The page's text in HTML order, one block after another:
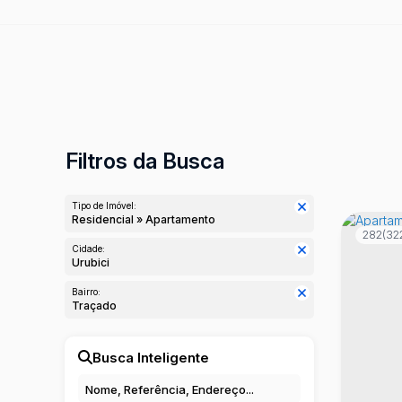
Filtros da Busca
Tipo de Imóvel:
Residencial » Apartamento
Cidade:
Urubici
Bairro:
Traçado
Busca Inteligente
282